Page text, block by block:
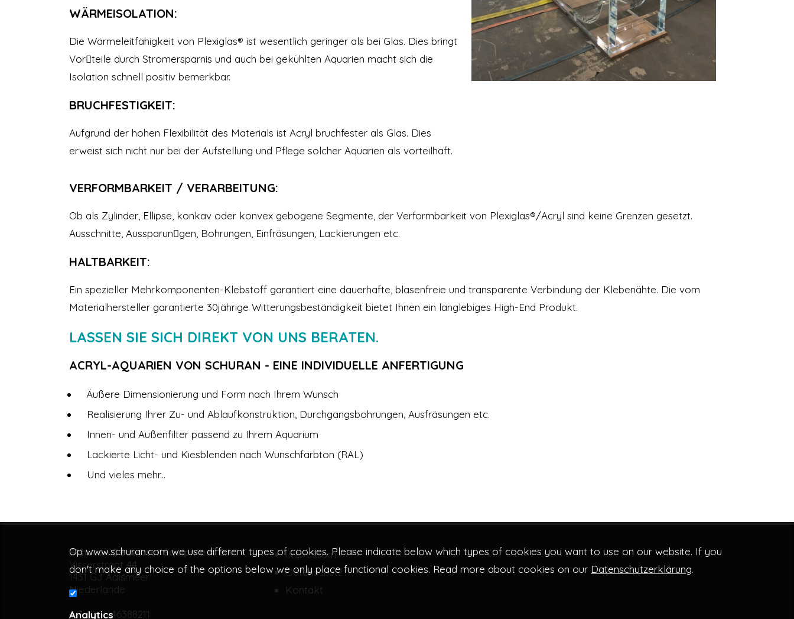
WÄRMEISOLATION:
Die Wärmeleitfähigkeit von Plexiglas® ist wesentlich geringer als bei Glas. Dies bringt
Vor￾teile durch Stromersparnis und auch bei gekühlten Aquarien macht sich die
Isolation schnell positiv bemerkbar.
BRUCHFESTIGKEIT:
Aufgrund der hohen Flexibilität des Materials ist Acryl bruchfester als Glas. Dies
erweist sich nicht nur bei der Aufstellung und Pflege solcher Aquarien als vorteilhaft.
VERFORMBARKEIT / VERARBEITUNG:
Ob als Zylinder, Ellipse, konkav oder konvex gebogene Segmente, der Verformbarkeit von Plexiglas®/Acryl sind keine Grenzen gesetzt.
Ausschnitte, Aussparun￾gen, Bohrungen, Einfräsungen, Lackierungen etc.
HALTBARKEIT:
Ein spezieller Mehrkomponenten-Klebstoff garantiert eine dauerhafte, blasenfreie und transparente Verbindung der Klebenähte. Die vom
Materialhersteller garantierte 30jährige Witterungsbeständigkeit bietet Ihnen ein langlebiges High-End Produkt.
LASSEN SIE SICH DIREKT VON UNS BERATEN.
ACRYL-AQUARIEN VON SCHURAN - EINE INDIVIDUELLE ANFERTIGUNG
Äußere Dimensionierung und Form nach Ihrem Wunsch
Realisierung Ihrer Zu- und Ablaufkonstruktion, Durchgangsbohrungen, Ausfräsungen etc.
Innen- und Außenfilter passend zu Ihrem Aquarium
Lackierte Licht- und Kiesblenden nach Wunschfarbton (RAL)
Und vieles mehr...
Schuran Seawater Equipment B.V.
Visserstraat 44
1431 GJ Aalsmeer
Niederlande
+31 (0) 6 46388211
Impressum
Datenschutz
Kontakt
Op www.schuran.com we use different types of cookies. Please indicate below which types of cookies you want to use on our website. If you
don't make any choice of the options below we only place functional cookies. Read more about cookies on our Datenschutzerklärung.
Analytics